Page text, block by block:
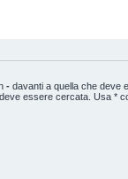
- davanti a quella che deve
essere cercata. Usa *